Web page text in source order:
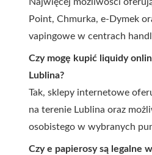
Point, Chmurka, e-Dymek
vapingowe w centrach
Czy mogę kupić liquidy
Lublina?
Tak, sklepy internetowe
na terenie Lublina oraz
osobistego w wybranych
Czy e papierosy są legalne